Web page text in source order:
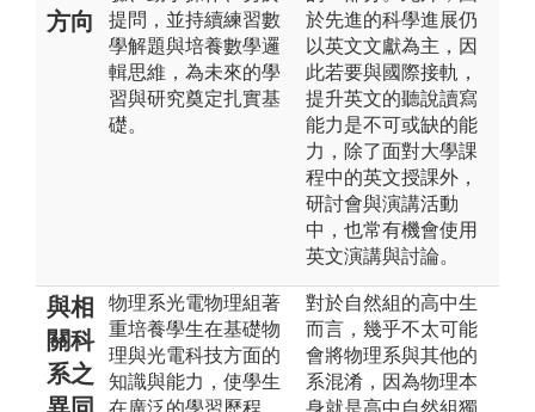
方向
提問，並持續練習數
學解題與培養數學邏
輯思維，為未來的學
習與研究奠定扎實基
礎。
於先進的科學進展仍
以英文文獻為主，因
此若要與國際接軌，
提升英文的聽說讀寫
能力是不可或缺的能
力，除了面對大學課
程中的英文授課外，
研討會與演講活動
中，也常有機會使用
英文演講與討論。
與相
關科
系之
物理系光電物理組著
重培養學生在基礎物
理與光電科技方面的
知識與能力，使學生
在廣泛的學習歷程
對於自然組的高中生
而言，幾乎不太可能
會將物理系與其他的
系混淆，因為物理本
身就是高中自然組獨